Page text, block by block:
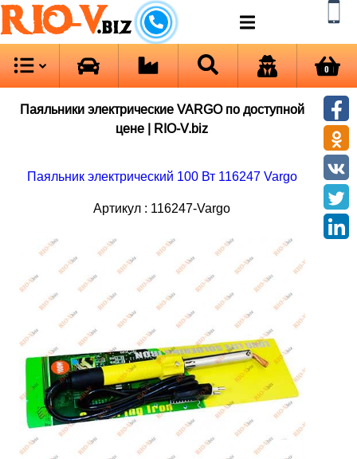
RIO-V.biz
0
Паяльники электрические VARGO по доступной
цене | RIO-V.biz
Паяльник электрический 100 Вт 116247 Vargo
Артикул : 116247-Vargo